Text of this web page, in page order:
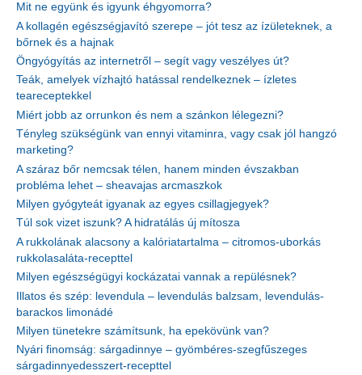
Mit ne együnk és igyunk éhgyomorra?
A kollagén egészségjavító szerepe – jót tesz az ízületeknek, a
bőrnek és a hajnak
Öngyógyítás az internetről – segít vagy veszélyes út?
Teák, amelyek vízhajtó hatással rendelkeznek – ízletes
teareceptekkel
Miért jobb az orrunkon és nem a szánkon lélegezni?
Tényleg szükségünk van ennyi vitaminra, vagy csak jól hangzó
marketing?
A száraz bőr nemcsak télen, hanem minden évszakban
probléma lehet – sheavajas arcmaszkok
Milyen gyógyteát igyanak az egyes csillagjegyek?
Túl sok vizet iszunk? A hidratálás új mítosza
A rukkolának alacsony a kalóriatartalma – citromos-uborkás
rukkolasaláta-recepttel
Milyen egészségügyi kockázatai vannak a repülésnek?
Illatos és szép: levendula – levendulás balzsam, levendulás-
barackos limonádé
Milyen tünetekre számítsunk, ha epekövünk van?
Nyári finomság: sárgadinnye – gyömbéres-szegfűszeges
sárgadinnyedesszert-recepttel